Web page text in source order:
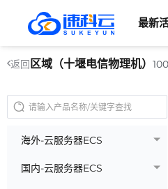
最新
返回 区域（十堰电信物理机）
海外-云服务器ECS
国内-云服务器ECS